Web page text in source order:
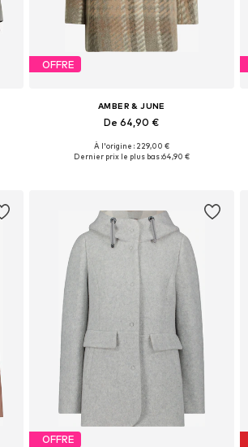
OFFRE
AMBER & JUNE
De 64,90 €
Disponible en plusieurs tailles
À l'origine : 229,00 €
Dernier prix le plus bas :64,90 €
OFFRE